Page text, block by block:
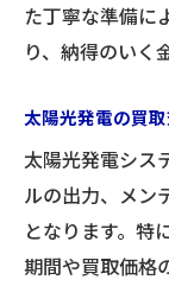
た丁寧な準備に
り、納得のいく
太陽光発電の買
太陽光発電シス
ルの出力、メン
となります。特
期間や買取価格